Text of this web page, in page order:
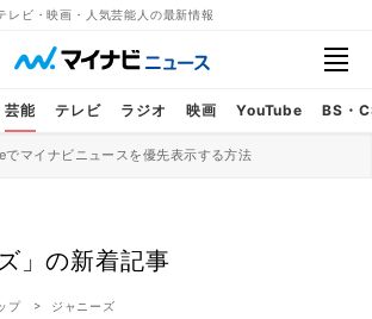
レビ・映画・人気芸能人の最新情報
芸能 テレビ ラジオ 映画 YouTube BS・
マイナビニュースを優先表示する方法
」の新着記事
プ ジャニーズ